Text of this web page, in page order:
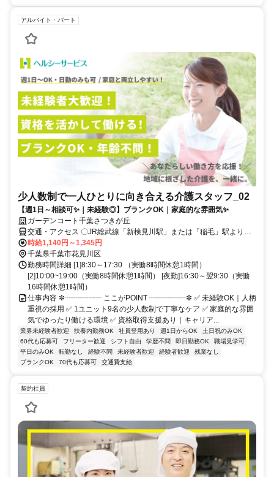
アルバイト・パート
少人数制で一人ひとりに向き合える介護スタッフ_02
【週1日～相談可✨｜未経験◎】ブランクOK｜家庭的な雰囲気✨
ガーデンコート千葉さつきが丘
交通・アクセス 〇JR総武線「新検見川駅」または「稲毛」駅よりさ
つきが丘団地行きバスに乗車、「さつきが丘団地第一」バス停下車、
徒歩5分 〇車通勤可・バイク通勤可(駐車場完備) ※営業所によって異
なります。気になる際は遠慮なくご連絡ください。
時給1,140円～1,345円
千葉県千葉市花見川区
勤務時間詳細 [1]8:30～17:30 （実働8時間休憩1時間）
[2]10:00~19:00（実働8時間休憩1時間） [夜勤]16:30～翌9:30（実働
16時間休憩1時間）
仕事内容 ✼┈┈┈┈┈ ここがPOINT ┈┈┈┈┈✼ ✅ 未経験OK｜人柄
重視の採用 ✅ 1ユニット9名の少人数制で丁寧なケア ✅ 家庭的な雰囲
気でゆったり働ける環境 ✅ 資格取得支援あり｜キャリア...
業界未経験者歓迎 扶養内勤務OK 社員登用あり 週1日からOK
土日祝のみOK
60代も応募可
フリーター歓迎 シフト自由 学歴不問 即日勤務OK
職場見学可
平日のみOK
転勤なし 経験不問 未経験者歓迎 経験者歓迎
残業なし
ブランクOK
70代も応募可 交通費支給
契約社員